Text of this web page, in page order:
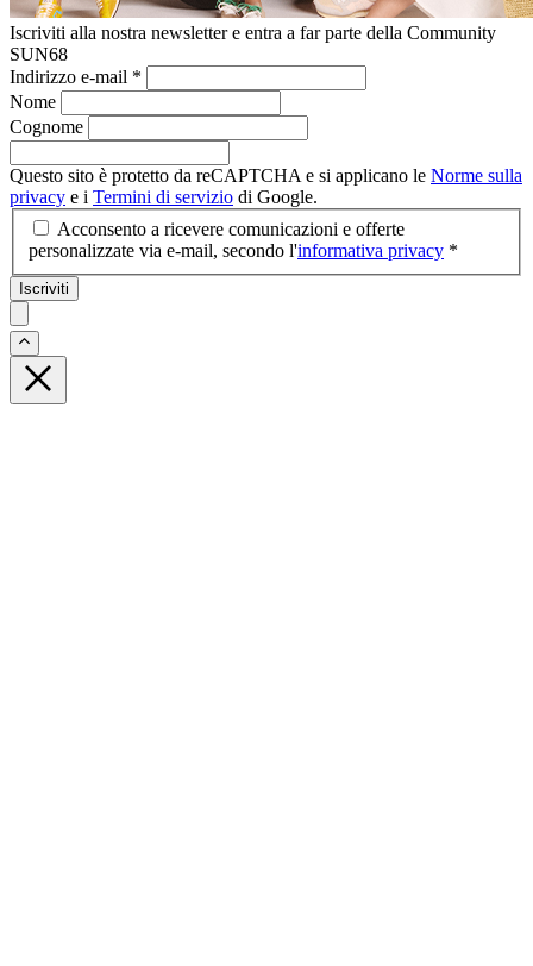
Iscriviti alla nostra newsletter e entra a far parte della Community
SUN68
Indirizzo e-mail *
Nome
Cognome
Questo sito è protetto da reCAPTCHA e si applicano le Norme sulla
privacy e i Termini di servizio di Google.
Acconsento a ricevere comunicazioni e offerte
personalizzate via e-mail, secondo l'informativa privacy *
Iscriviti